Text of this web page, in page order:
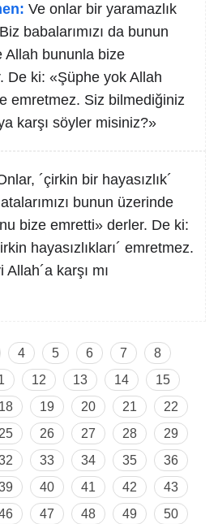
Ve onlar bir yaramazlık
babalarımızı da bunun
Allah bununla bize
De ki: «Şüphe yok Allah
emretmez. Siz bilmediğiniz
karşı söyler misiniz?»
´çirkin bir hayasızlık´
bunun üzerinde
bize emretti» derler. De ki:
hayasızlıkları´ emretmez.
karşı mı
4 5 6 7
8
12 13 14
15
18 19 20 21
22
25 26 27 28
29
33 34 35
36
40 41 42
43
47 48 49
50